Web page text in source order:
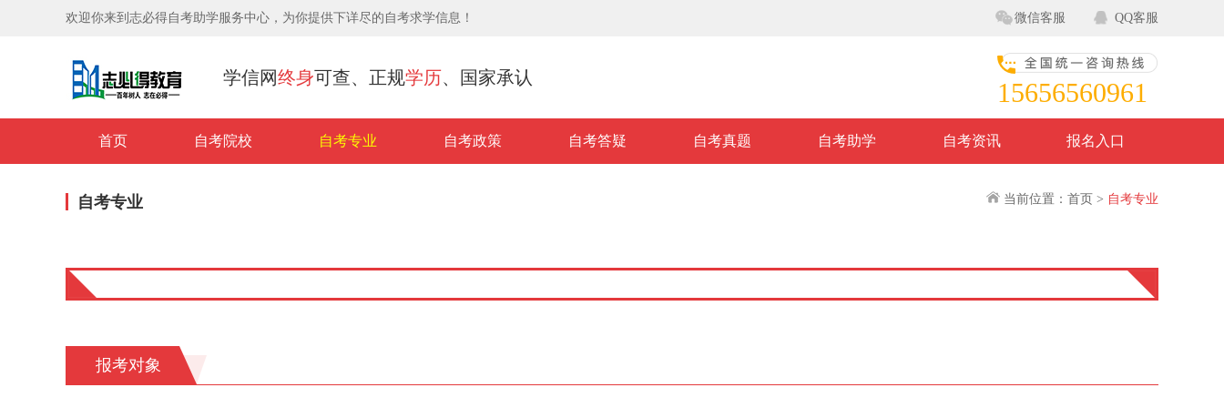
欢迎你来到志必得自考助学服务中心，为你提供下详尽的自考求学信息！ 微信客服 QQ客服
学信网终身可查、正规学历、国家承认 15656560961
首页 自考院校 自考专业 自考政策 自考答疑 自考真题 自考助学 自考资讯 报名入口
自考专业 当前位置：首页 > 自考专业
报考对象